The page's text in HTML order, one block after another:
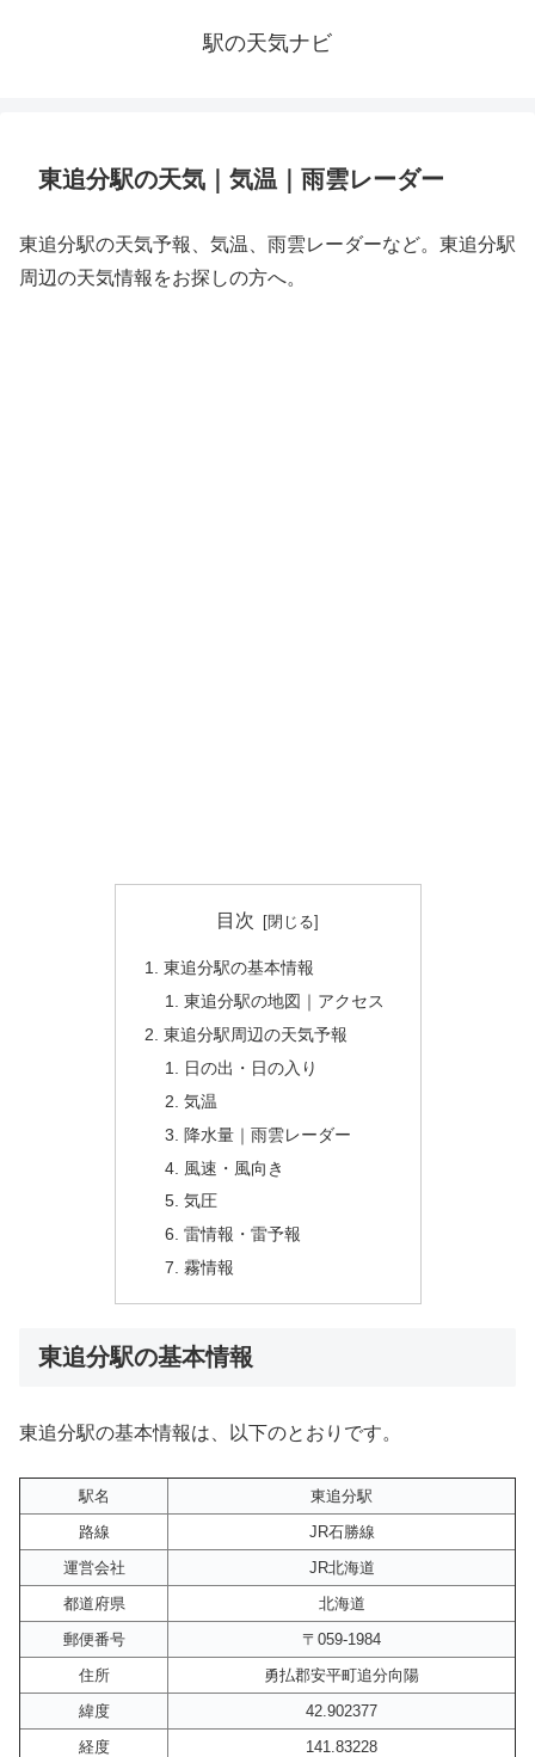
駅の天気ナビ
東追分駅の天気｜気温｜雨雲レーダー
東追分駅の天気予報、気温、雨雲レーダーなど。東追分駅
周辺の天気情報をお探しの方へ。
目次
東追分駅の基本情報
東追分駅の地図｜アクセス
東追分駅周辺の天気予報
日の出・日の入り
気温
降水量｜雨雲レーダー
風速・風向き
気圧
雷情報・雷予報
霧情報
東追分駅の基本情報
東追分駅の基本情報は、以下のとおりです。
駅名
東追分駅
路線
JR石勝線
運営会社
JR北海道
都道府県
北海道
郵便番号
〒059-1984
住所
勇払郡安平町追分向陽
緯度
42.902377
経度
141.83228